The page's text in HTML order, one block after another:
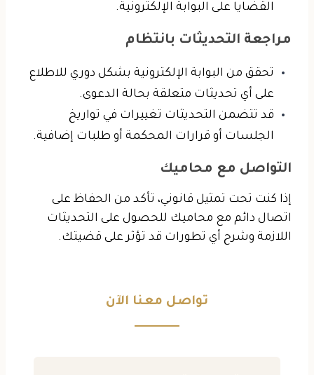
القضايا على البوابة الإلكترونية.
مراجعة التحديثات بانتظام
تحقق من البوابة الإلكترونية بشكل دوري للاطلاع
على أي تحديثات متعلقة بحالة الدعوى.
قد تتضمن التحديثات تغييرات في تواريخ
الجلسات أو قرارات المحكمة أو طلبات إضافية.
التواصل مع محاميك
إذا كنت تحت تمثيل قانوني، تأكد من الحفاظ على
اتصال دائم مع محاميك للحصول على التحديثات
اللازمة وشرح أي تطورات قد تؤثر على قضيتك.
تواصل معنا الآن